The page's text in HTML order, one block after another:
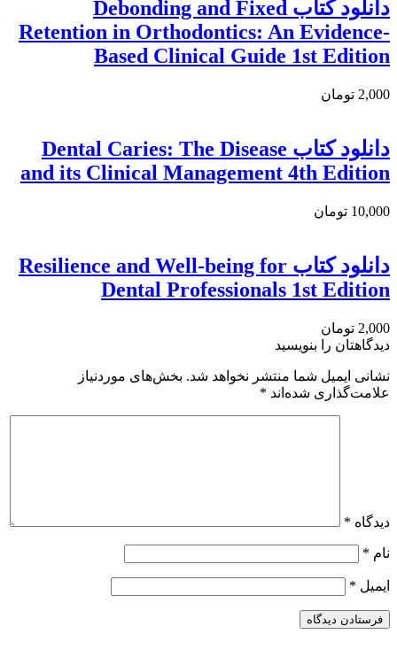
دانلود کتاب Debonding and Fixed
Retention in Orthodontics: An Evidence-
Based Clinical Guide 1st Edition
2,000 تومان
دانلود کتاب Dental Caries: The Disease
and its Clinical Management 4th Edition
10,000 تومان
دانلود کتاب Resilience and Well-being for
Dental Professionals 1st Edition
2,000 تومان
دیدگاهتان را بنویسید
نشانی ایمیل شما منتشر نخواهد شد. بخش‌های موردنیاز
علامت‌گذاری شده‌اند *
دیدگاه *
نام *
ایمیل *